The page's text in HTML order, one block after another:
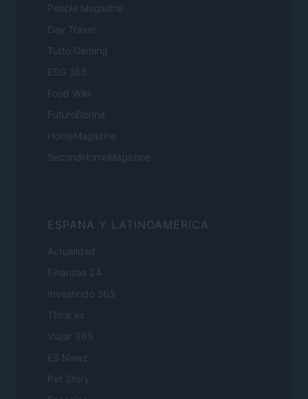
People Magazine
Day Travel
Tutto Gaming
ESG 365
Food Wiki
FuturoDonna
HomeMagazine
SecondHomeMagazine
ESPANA Y LATINOAMERICA
Actualidad
Finanzas 24
Investindo 365
Think.es
Viajar 365
ES Newz
Pet Story